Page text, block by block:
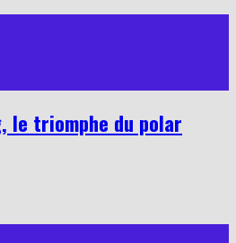
le triomphe du polar